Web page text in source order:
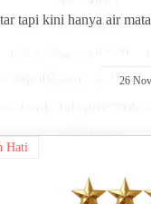
tapi kini hanya air
26
Hati